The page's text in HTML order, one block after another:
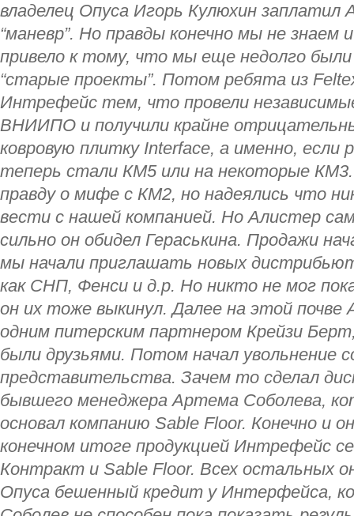
владелец Опуса Игорь Кулюхин заплатил
“маневр”. Но правды конечно мы не знаем
привело к тому, что мы еще недолго были
“старые проекты”. Потом ребята из
Интрефейс тем, что провели
ВНИИПО и получили крайне
ковровую плитку Interface, а именно,
теперь стали КМ5 или на некоторые
правду о мифе с КМ2, но надеялись что
вести с нашей компанией. Но Алистер
сильно он обидел Гераськина. Продажи
мы начали приглашать новых
как СНП, Фенси и д.р. Но никто не мог
он их тоже выкинул. Далее на этой почве
одним питерским партнером Крейзи
были друзьями. Потом начал увольнение
представительства. Зачем то сделал
бывшего менеджера Артема Соболева,
основал компанию Sable Floor. Конечно и
конечном итоге продукцией Интрефейс
Контракт и Sable Floor. Всех остальных
Опуса бешенный кредит у Интерфейса,